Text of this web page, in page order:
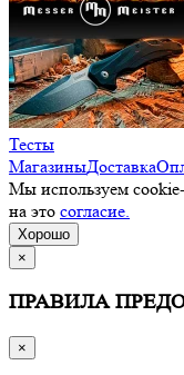
Тесты
МагазиныДоставка
Мы используем
на это согласие.
Хорошо
×
ПРАВИЛА
×